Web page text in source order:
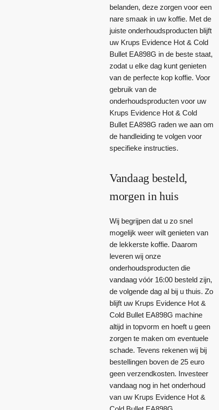
belanden, deze zorgen voor een
nare smaak in uw koffie. Met de
juiste onderhoudsproducten blijft
uw Krups Evidence Hot & Cold
Bullet EA898G in de beste staat,
zodat u elke dag kunt genieten
van de perfecte kop koffie. Voor
gebruik van de
onderhoudsproducten voor uw
Krups Evidence Hot & Cold
Bullet EA898G raden we aan om
de handleiding te volgen voor
specifieke instructies.
Vandaag besteld,
morgen in huis
Wij begrijpen dat u zo snel
mogelijk weer wilt genieten van
de lekkerste koffie. Daarom
leveren wij onze
onderhoudsproducten die
vandaag vóór 16:00 besteld zijn,
de volgende dag al bij u thuis. Zo
blijft uw Krups Evidence Hot &
Cold Bullet EA898G machine
altijd in topvorm en hoeft u geen
zorgen te maken om eventuele
schade. Tevens rekenen wij bij
bestellingen boven de 25 euro
geen verzendkosten. Investeer
vandaag nog in het onderhoud
van uw Krups Evidence Hot &